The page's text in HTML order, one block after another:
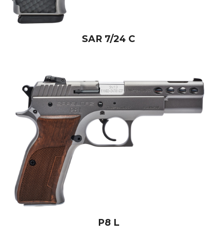
SAR 7/24 C
P8 L